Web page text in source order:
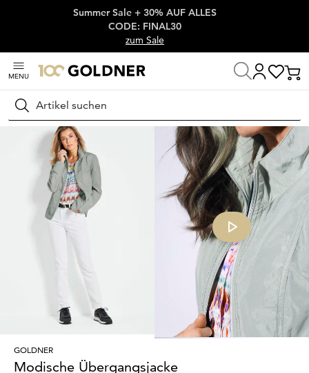
Überspringe Navigation, direkt zum Content
Summer Sale + 30% AUF ALLES
CODE: FINAL30
zum Sale
MENU
Suchen
Startseite Damenmode
GOLDNER
Modische Übergangsjacke